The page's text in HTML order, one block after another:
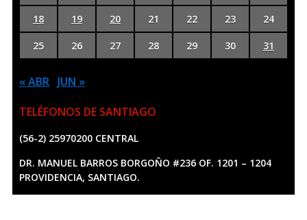
18 19 20 21 22 23 24
25 26 27 28 29 30 31
« ABR JUN »
TELÉFONOS DE SANTIAGO
(56-2) 25970200 CENTRAL
DR. MANUEL BARROS BORGOÑO #236 OF. 1201 – 1204
PROVIDENCIA, SANTIAGO.